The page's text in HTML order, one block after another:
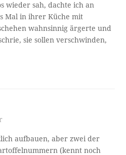
wieder sah, dachte ich an
Mal in ihrer Küche mit
wahnsinnig ärgerte und
sie sollen verschwinden,
aufbauen, aber zwei der
(kennt noch